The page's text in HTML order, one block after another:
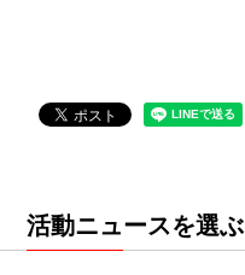
活動ニュースを選ぶ